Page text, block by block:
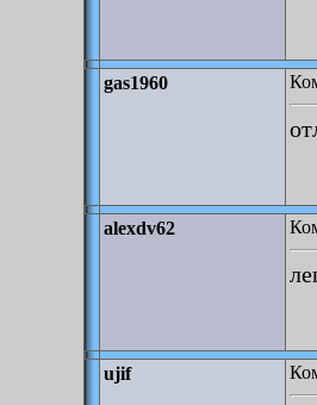
gas1960
alexdv62
ujif